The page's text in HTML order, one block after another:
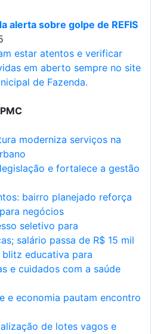
alerta sobre golpe de REFIS
estar atentos e verificar
em aberto sempre no site
de Fazenda.
moderniza serviços na
e fortalece a gestão
bairro planejado reforça
negócios
seletivo para
salário passa de R$ 15 mil
educativa para
e cuidados com a saúde
e economia pautam encontro
de lotes vagos e